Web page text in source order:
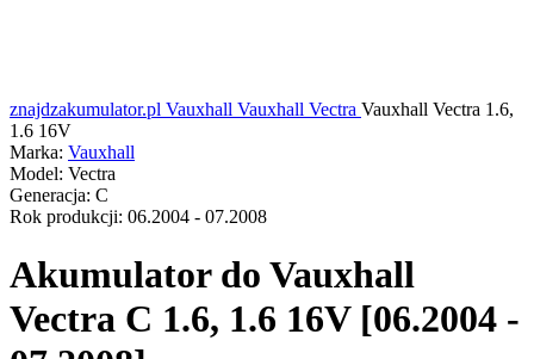
znajdzakumulator.pl Vauxhall Vauxhall Vectra Vauxhall Vectra 1.6,
1.6 16V
Marka: Vauxhall
Model: Vectra
Generacja: C
Rok produkcji: 06.2004 - 07.2008
Akumulator do Vauxhall
Vectra C 1.6, 1.6 16V [06.2004 -